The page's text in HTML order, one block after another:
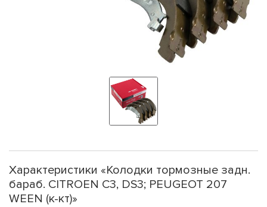
Характеристики «Колодки тормозные задн.
бараб. CITROEN C3, DS3; PEUGEOT 207
WEEN (к-кт)»